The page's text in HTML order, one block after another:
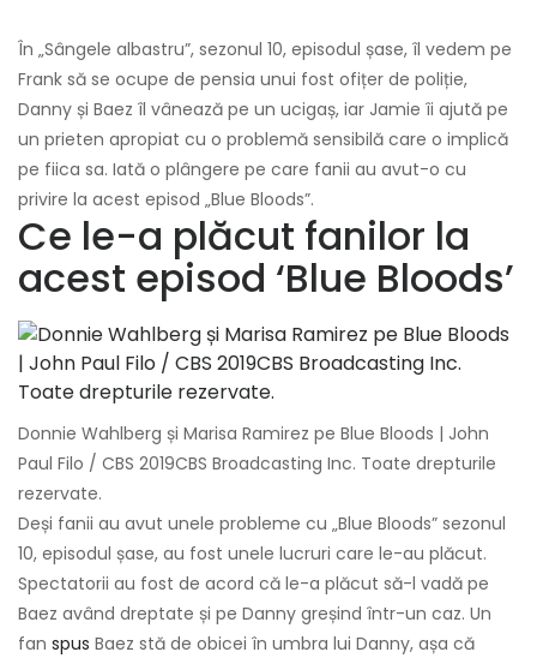
În „Sângele albastru”, sezonul 10, episodul șase, îl vedem pe
Frank să se ocupe de pensia unui fost ofițer de poliție,
Danny și Baez îl vânează pe un ucigaș, iar Jamie îi ajută pe
un prieten apropiat cu o problemă sensibilă care o implică
pe fiica sa. Iată o plângere pe care fanii au avut-o cu
privire la acest episod „Blue Bloods”.
Ce le-a plăcut fanilor la
acest episod ‘Blue Bloods’
Donnie Wahlberg și Marisa Ramirez pe Blue Bloods | John
Paul Filo / CBS 2019CBS Broadcasting Inc. Toate drepturile
rezervate.
Deși fanii au avut unele probleme cu „Blue Bloods” sezonul
10, episodul șase, au fost unele lucruri care le-au plăcut.
Spectatorii au fost de acord că le-a plăcut să-l vadă pe
Baez având dreptate și pe Danny greșind într-un caz. Un
fan spus Baez stă de obicei în umbra lui Danny, așa că